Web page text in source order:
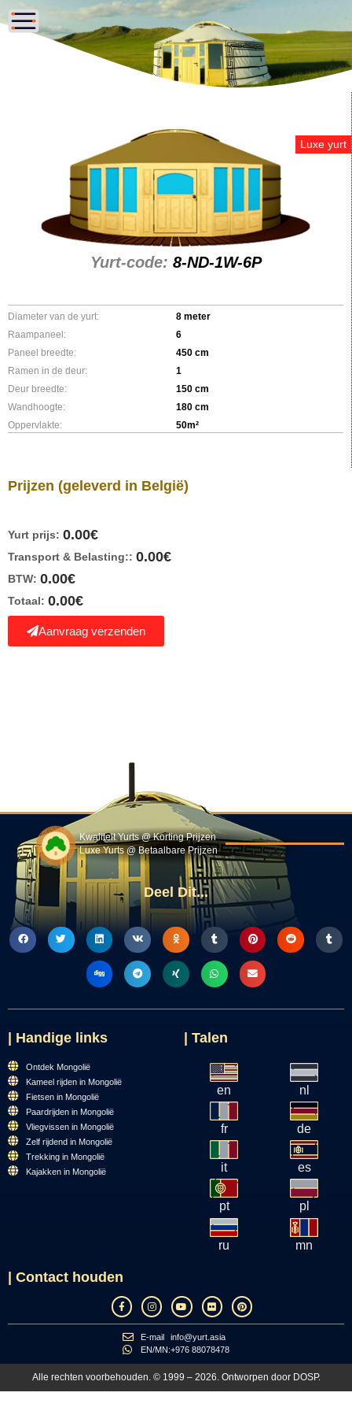
Luxe yurt
Yurt-code: 8-ND-1W-6P
Diameter van de yurt:
Raampaneel:
Paneel breedte:
8 meter
6
450 cm
Ramen in de deur:
Deur breedte:
Wandhoogte:
Oppervlakte:
1
150 cm
180 cm
50m²
Prijzen (geleverd in België)
Yurt prijs: 0.00€
Transport & Belasting:: 0.00€
BTW: 0.00€
Totaal: 0.00€
Aanvraag verzenden
Kwaliteit Yurts @ Korting Prijzen
Luxe Yurts @ Betaalbare Prijzen
Deel Dit...
| Handige links
Ontdek Mongolië
Kameel rijden in Mongolië
Fietsen in Mongolië
Paardrijden in Mongolië
Vliegvissen in Mongolië
Zelf rijdend in Mongolië
Trekking in Mongolië
Kajakken in Mongolië
| Talen
en nl
fr de
it es
pt pl
ru mn
| Contact houden
E-mail
EN/MN:
info@yurt.asia
+976 88078478
Alle rechten voorbehouden. © 1999 – 2026. Ontworpen door DOSP.